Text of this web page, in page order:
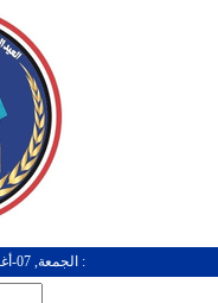
: الجمعة, 07-أغسطس-2026 الساعة: 08:03 ص